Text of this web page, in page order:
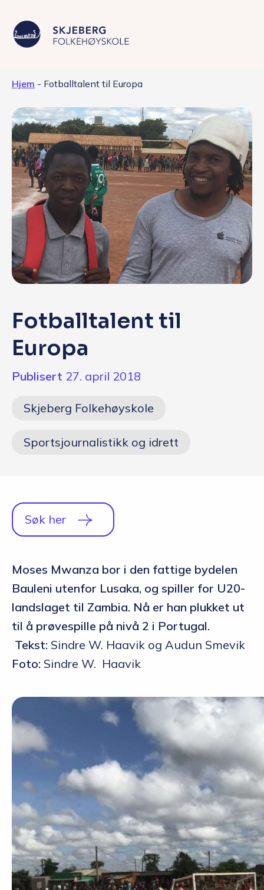
Livet på skolen
Skolen
Kontakt
Valgfag
Siste nytt
Q&A
English
Hjem - Fotballtalent til Europa
Fotballtalent til
Europa
Publisert 27. april 2018
Skjeberg Folkehøyskole
Sportsjournalistikk og idrett
Søk her
Moses Mwanza bor i den fattige bydelen
Bauleni utenfor Lusaka, og spiller for U20-
landslaget til Zambia. Nå er han plukket ut
til å prøvespille på nivå 2 i Portugal.
Tekst: Sindre W. Haavik og Audun Smevik
Foto: Sindre W. Haavik